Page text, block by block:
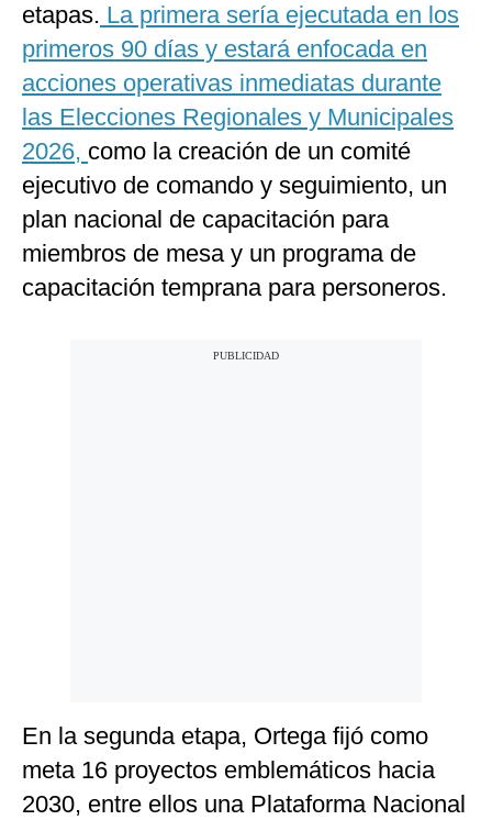
etapas. La primera sería ejecutada en los
primeros 90 días y estará enfocada en
acciones operativas inmediatas durante
las Elecciones Regionales y Municipales
2026, como la creación de un comité
ejecutivo de comando y seguimiento, un
plan nacional de capacitación para
miembros de mesa y un programa de
capacitación temprana para personeros.
En la segunda etapa, Ortega fijó como
meta 16 proyectos emblemáticos hacia
2030, entre ellos una Plataforma Nacional